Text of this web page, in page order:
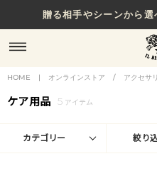
贈る相手やシーンから
HOME | オンラインストア / アクセサ
ケア用品 5 アイテム
カテゴリー 絞り